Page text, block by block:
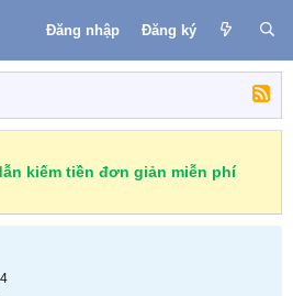
Đăng nhập Đăng ký
kiếm tiền đơn giản miễn phí